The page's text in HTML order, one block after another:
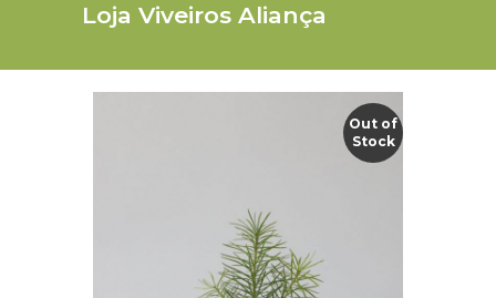
Loja Viveiros Aliança
Out of
Stock